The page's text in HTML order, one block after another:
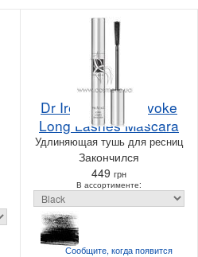
Dr Irena Eris Provoke
Long Lashes Mascara
Удлиняющая тушь для ресниц
Закончился
449 грн
В ассортименте:
Сообщите, когдапоявится